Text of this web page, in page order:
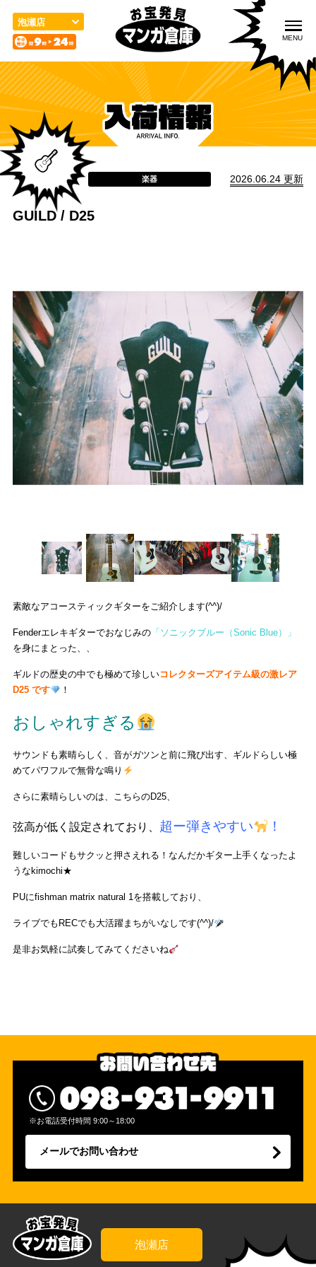
ジ
の
先
頭
す
MENU
入荷情報 取扱品目 買取のご案内
宅配／出張買取
プライバシーポリシー 求人情報
English
公式 カード部
トレトレ倉庫 糸満店
トレトレ倉庫 あわせモー
ル店
泡瀬店
楽器 2026.06.24 更新
GUILD / D25
素敵なアコースティックギターをご紹介します(^^)/
Fenderエレキギターでおなじみの「ソニックブルー（Sonic Blue）」
を身にまとった、、
ギルドの歴史の中でも極めて珍しいコレクターズアイテム級の激レア
D25 です
！
おしゃれすぎる
サウンドも素晴らしく、音がガツンと前に飛び出す、ギルドらしい極
めてパワフルで無骨な鳴り
さらに素晴らしいのは、こちらのD25、
弦高が低く設定されており、 超ー弾きやすい ！
難しいコードもサクッと押さえれる！なんだかギター上手くなったよ
うなkimochi★
PUにfishman matrix natural 1を搭載しており、
ライブでもRECでも大活躍まちがいなしです(^^)/
是非お気軽に試奏してみてくださいね
※お電話受付時間 9:00～18:00
メールでお問い合わせ
泡瀬店